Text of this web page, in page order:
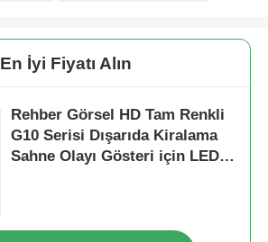
En İyi Fiyatı Alın
Rehber Görsel HD Tam Renkli
G10 Serisi Dışarıda Kiralama
Sahne Olayı Gösteri için LED